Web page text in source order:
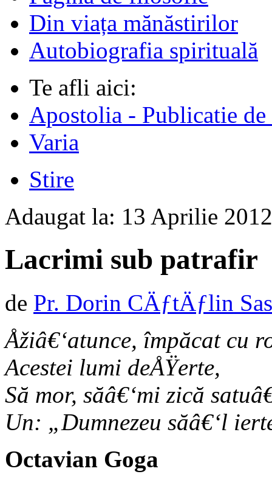
Din viața mănăstirilor
Autobiografia spirituală
Te afli aici:
Apostolia - Publicatie
Varia
Stire
Adaugat la: 13 Aprilie
Lacrimi sub patrafir
de Pr. Dorin CÄƒtÄƒlin Sas
Åžiâ€‘atunce, împăcat cu
Acestei lumi deÅŸerte,
Să mor, săâ€‘mi zică
Un: „Dumnezeu săâ€‘l
Octavian Goga